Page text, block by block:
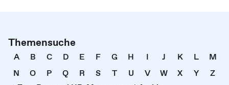
Themensuche
A B C D E F G H I J K L
M
N
O P Q R S T U V W X Y
Z